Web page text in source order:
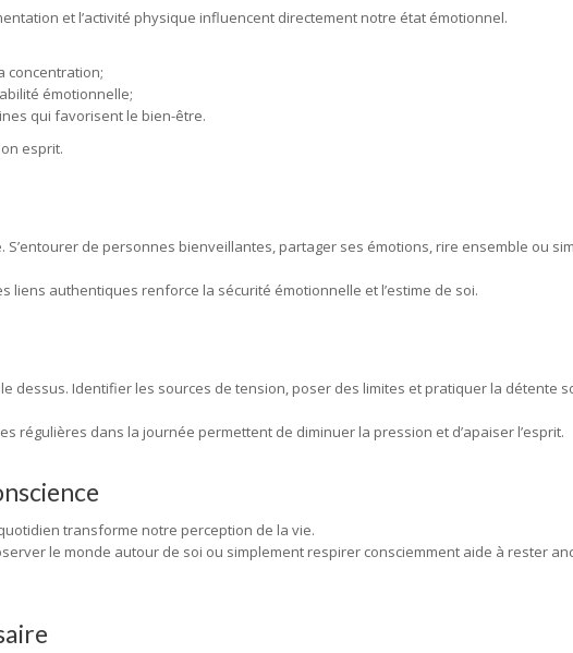
et l’activité physique influencent directement notre état émotionnel.
concentration;
émotionnelle;
qui favorisent le bien-être.
esprit.
de personnes bienveillantes, partager ses émotions, rire ensemble ou
liens authentiques renforce la sécurité émotionnelle et l’estime de soi.
dessus. Identifier les sources de tension, poser des limites et pratiquer la détente
régulières dans la journée permettent de diminuer la pression et d’apaiser l’esprit.
transforme notre perception de la vie.
le monde autour de soi ou simplement respirer consciemment aide à rester